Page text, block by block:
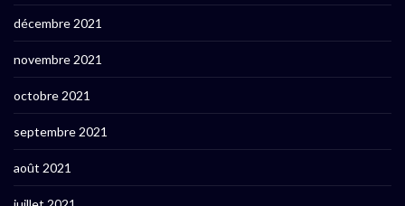
décembre 2021
novembre 2021
octobre 2021
septembre 2021
août 2021